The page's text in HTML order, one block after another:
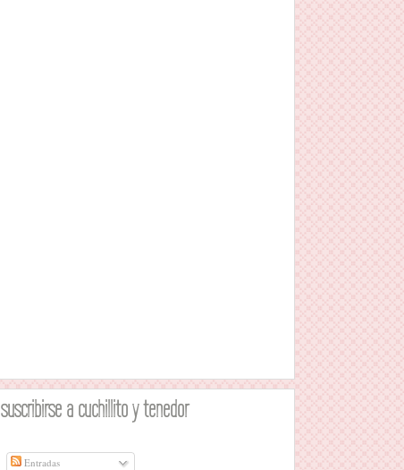
suscribirse a cuchillito y tenedor
Entradas